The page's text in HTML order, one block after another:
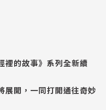
裡的故事》系列全新續
展開，一同打開通往奇妙